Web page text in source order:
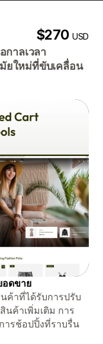
$270USD
กาลเวลา
ยใหม่ที่ขับเคลื่อน
อดขาย
ค้าที่ได้รับการปรับ
นค้าเพิ่มเติม การ
ารช้อปปิ้งที่ราบรื่น